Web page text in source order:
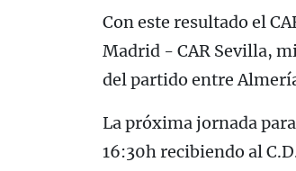
Con este resultado el
Madrid - CAR Sevilla,
del partido entre
La próxima jornada para
16:30h recibiendo al